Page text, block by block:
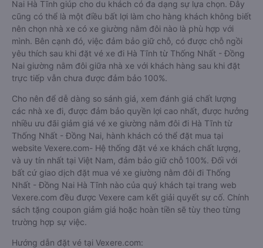
Nai Hà Tĩnh giúp cho du khách có đa dạng sự lựa chọn. Đây
cũng có thể là một điều bất lợi làm cho hàng khách không biết
nên chọn nhà xe có xe giường nằm đôi nào là phù hợp với
mình. Bên cạnh đó, việc đảm bảo giữ chỗ, có được chỗ ngồi
yêu thích sau khi đặt vé xe đi Hà Tĩnh từ Thống Nhất - Đồng
Nai giường nằm đôi giữa nhà xe với khách hàng sau khi đặt
trực tiếp vẫn chưa được đảm bảo 100%.
Cho nên để dễ dàng so sánh giá, xem đánh giá chất lượng
các nhà xe đi, được đảm bảo quyền lợi cao nhất, được hưởng
nhiều ưu đãi giảm giá vé xe giường nằm đôi đi Hà Tĩnh từ
Thống Nhất - Đồng Nai, hành khách có thể đặt mua tại
website Vexere.com- Hệ thống đặt vé xe khách chất lượng,
và uy tín nhất tại Việt Nam, đảm bảo giữ chỗ 100%. Đối với
bất cứ giao dịch đặt mua vé xe giường nằm đôi đi Thống
Nhất - Đồng Nai Hà Tĩnh nào của quý khách tại trang web
Vexere.com đều được Vexere cam kết giải quyết sự cố. Chính
sách tặng coupon giảm giá hoặc hoàn tiền sẽ tùy theo từng
trường hợp sự việc.
Hướng dẫn đặt vé tại Vexere.com: